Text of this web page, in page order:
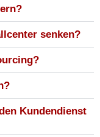
senken?
Kundendienst